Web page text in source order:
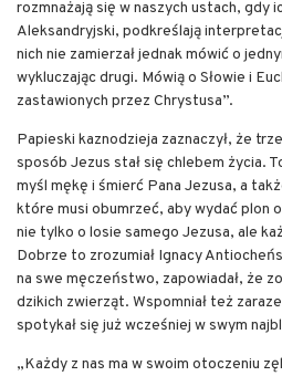
rozmnażają się w naszych ustach, gdy
Aleksandryjski, podkreślają
nich nie zamierzał jednak mówić o
wykluczając drugi. Mówią o Słowie i
zastawionych przez Chrystusa”.
Papieski kaznodzieja zaznaczył, że
sposób Jezus stał się chlebem życia.
myśl mękę i śmierć Pana Jezusa, a
które musi obumrzeć, aby wydać plon
nie tylko o losie samego Jezusa, ale
Dobrze to zrozumiał Ignacy
na swe męczeństwo, zapowiadał, że
dzikich zwierząt. Wspomniał też
spotykał się już wcześniej w swym
„Każdy z nas ma w swoim otoczeniu